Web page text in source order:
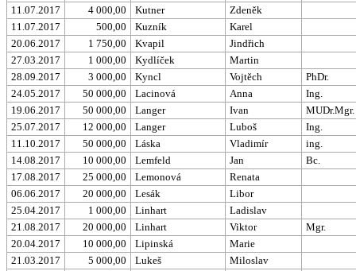
11.07.2017
4 000,00 Kutner
Zdeněk
11.07.2017
500,00 Kuzník
Karel
20.06.2017
1 750,00 Kvapil
Jindřich
27.03.2017
1 000,00 Kydlíček
Martin
28.09.2017
3 000,00 Kyncl Vojtěch
PhDr.
24.05.2017
50 000,00 Lacinová Anna
Ing.
19.06.2017
50 000,00 Langer Ivan
MUDr.Mgr.
25.07.2017
12 000,00 Langer Luboš
Ing.
11.10.2017
50 000,00 Láska Vladimír
ing.
14.08.2017
10 000,00 Lemfeld Jan
Bc.
17.08.2017
25 000,00 Lemonová
Renata
06.06.2017
20 000,00 Lesák
Libor
25.04.2017
1 000,00 Linhart
Ladislav
21.08.2017
20 000,00 Linhart Viktor
Mgr.
20.04.2017
10 000,00 Lipinská
Marie
21.03.2017
5 000,00 Lukeš
Miloslav